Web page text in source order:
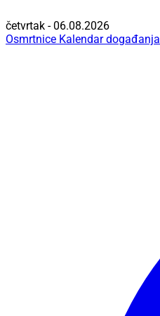
četvrtak - 06.08.2026
Osmrtnice Kalendar događanja